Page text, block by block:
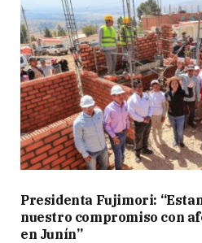
Presidenta Fujimori:
nuestro compromiso con
en Junín”